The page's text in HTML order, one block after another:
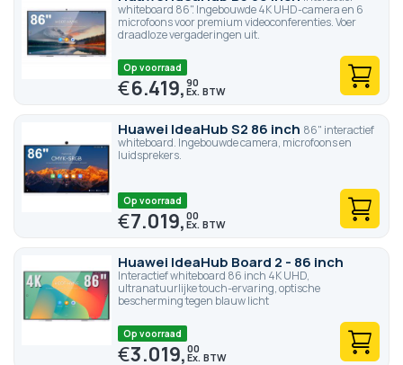
whiteboard 86". Ingebouwde 4K UHD-camera en 6
microfoons voor premium videoconferenties. Voer
draadloze vergaderingen uit.
Op voorraad
€6.419,90
Huawei IdeaHub S2 86 inch 86" interactief
whiteboard. Ingebouwde camera, microfoons en
luidsprekers.
Op voorraad
€7.019,00
Huawei IdeaHub Board 2 - 86 inch
Interactief whiteboard 86 inch 4K UHD,
ultranatuurlijke touch-ervaring, optische
bescherming tegen blauw licht
Op voorraad
€3.019,00